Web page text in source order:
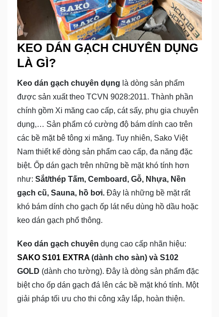
KEO DÁN GẠCH CHUYÊN DỤNG
LÀ GÌ?
Keo dán gạch chuyên dụng là dòng sản phẩm
được sản xuất theo TCVN 9028:2011. Thành phần
chính gồm Xi măng cao cấp, cát sấy, phụ gia chuyên
dụng,… Sản phẩm có cường độ bám dính cao trên
các bề mặt bê tông xi măng. Tuy nhiên, Sako Việt
Nam thiết kế dòng sản phẩm cao cấp, đa năng đặc
biệt. Ốp dán gạch trên những bề mặt khó tính hơn
như: Sắt/thép Tấm, Cemboard, Gỗ, Nhựa, Nền
gạch cũ, Sauna, hồ bơi. Đây là những bề mặt rất
khó bám dính cho gạch ốp lát nếu dùng hồ dầu hoặc
keo dán gạch phổ thông.
Keo dán gạch chuyên dụng cao cấp nhãn hiệu:
SAKO S101 EXTRA (dành cho sàn) và S102
GOLD (dành cho tường). Đây là dòng sản phẩm đặc
biệt cho ốp dán gạch đá lên các bề mặt khó tính. Một
giải pháp tối ưu cho thi công xây lắp, hoàn thiện.